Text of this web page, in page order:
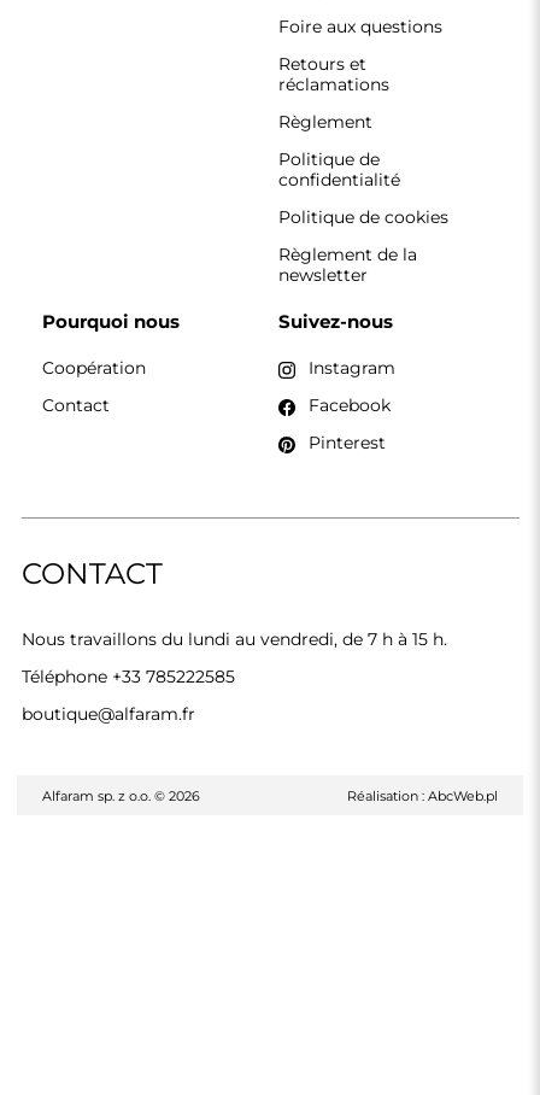
CONTACT
Nous travaillons du lundi au vendredi, de 7 h à 15 h.
Téléphone +33 785222585
boutique@alfaram.fr
Foire aux questions
Retours et
réclamations
Règlement
Politique de
confidentialité
Politique de cookies
Règlement de la
newsletter
Pourquoi nous
Coopération
Contact
Suivez-nous
Instagram
Facebook
Pinterest
Alfaram sp. z o.o. © 2026 Réalisation : AbcWeb.pl